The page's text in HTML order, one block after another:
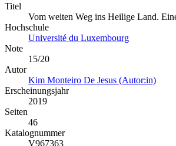
Titel
Vom weiten Weg ins Heilige Land.
Hochschule
Université du Luxembourg
Note
15/20
Autor
Kim Monteiro De Jesus (Autor:in)
Erscheinungsjahr
2019
Seiten
46
Katalognummer
V967363